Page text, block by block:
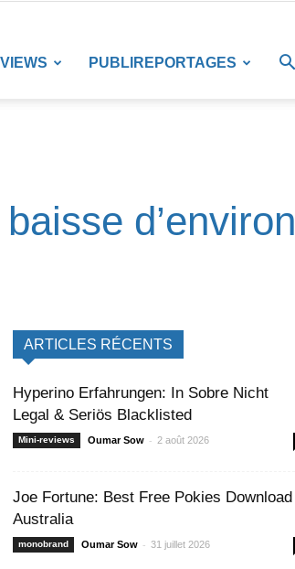
PUBLIREPORTAGES
d’environ
ARTICLES RÉCENTS
Hyperino Erfahrungen: In Sobre Nicht
Legal & Seriös Blacklisted
Mini-reviews Oumar Sow - 2 août 2026
Joe Fortune: Best Free Pokies Download
Australia
monobrand Oumar Sow - 31 juillet 2026